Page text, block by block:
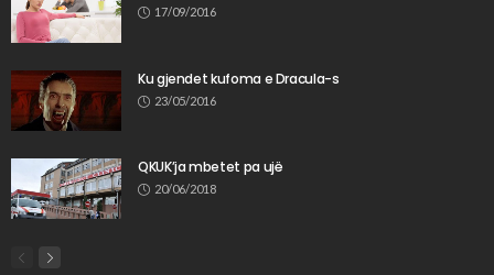
17/09/2016
Ku gjendet kufoma e Dracula-s
23/05/2016
QKUK’ja mbetet pa ujë
20/06/2018